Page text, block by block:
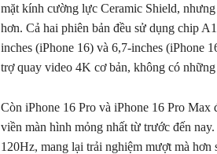
mặt kính cường lực Ceramic Shield,
hơn. Cả hai phiên bản đều sử dụng chip
inches (iPhone 16) và 6,7-inches (iPhone
trợ quay video 4K cơ bản, không có
Còn iPhone 16 Pro và iPhone 16 Pro
viền màn hình mỏng nhất từ trước đến
120Hz, mang lại trải nghiệm mượt mà